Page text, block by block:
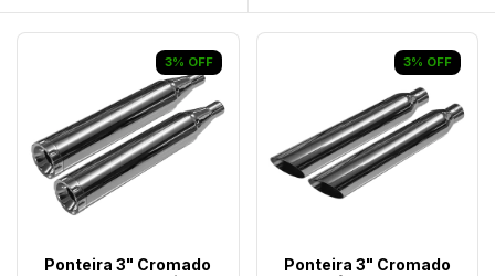
3% OFF
Ponteira 3" Cromado
3% OFF
Ponteira 3" Cromado